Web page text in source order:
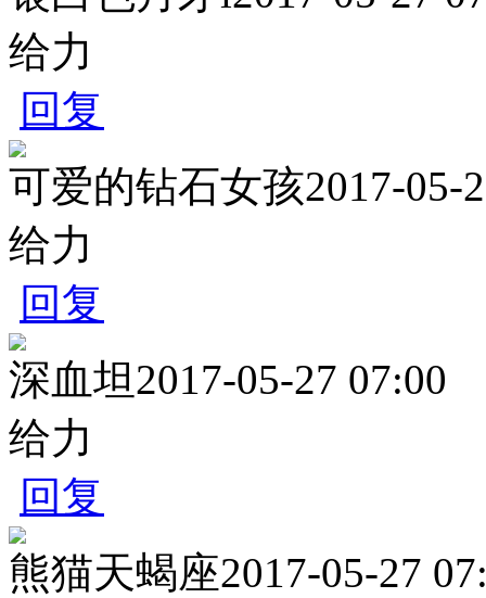
给力
回复
可爱的钻石女孩2017-05-
给力
回复
深血坦2017-05-27 07:00
给力
回复
熊猫天蝎座2017-05-27